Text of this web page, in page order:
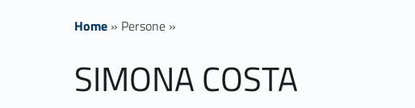
Home » Persone »
SIMONA COSTA